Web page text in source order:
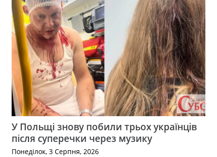
У Польщі знову побили трьох українців
після суперечки через музику
Понеділок, 3 Серпня, 2026